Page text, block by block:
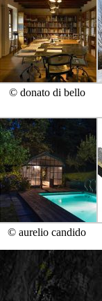
© donato di bello
© aurelio candido